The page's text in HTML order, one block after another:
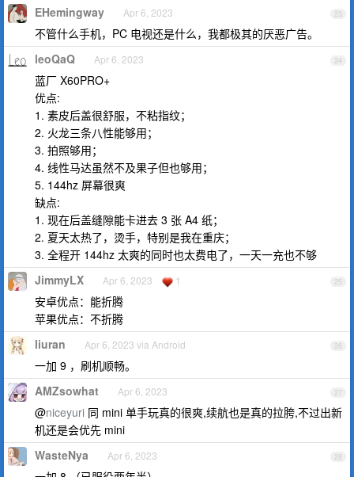
23
EHemingway Apr 6, 2023
不管什么手机，PC 电视还是什么，我都极其的厌恶广告。
24
leoQaQ Apr 6, 2023
蓝厂 X60PRO+
优点:
1. 素皮后盖很舒服，不粘指纹；
2. 火龙三条八性能够用；
3. 拍照够用；
4. 线性马达虽然不及果子但也够用；
5. 144hz 屏幕很爽
缺点:
1. 现在后盖缝隙能卡进去 3 张 A4 纸；
2. 夏天太热了，烫手，特别是我在重庆；
3. 全程开 144hz 太爽的同时也太费电了，一天一充也不够
25
JimmyLX Apr 6, 2023 1
安卓优点：能折腾
苹果优点：不折腾
26
liuran Apr 6, 2023 via Android
一加 9 ，刷机顺畅。
27
AMZsowhat Apr 6, 2023
@niceyuri 同 mini 单手玩真的很爽,续航也是真的拉胯,不过出新
机还是会优先 mini
28
WasteNya Apr 6, 2023